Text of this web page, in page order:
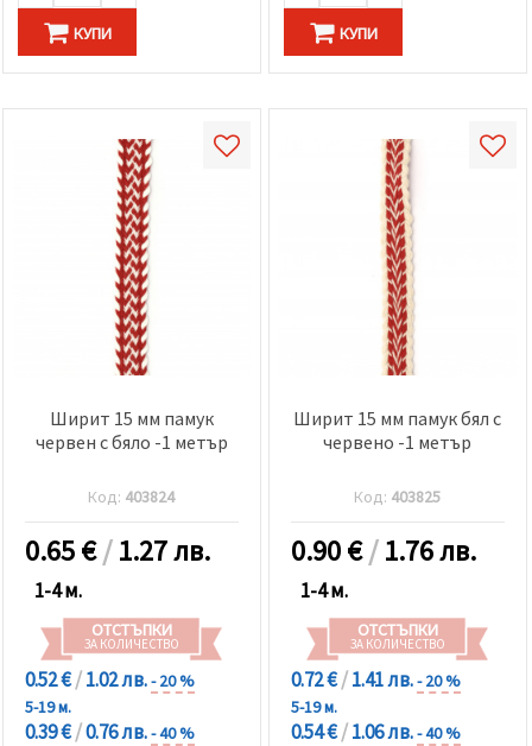
КУПИ КУПИ
Ширит 15 мм памук
червен с бяло -1 метър
Код: 403824
0.65€/1.27 лв.
1-4 м.
ОТСТЪПКИ
ЗА КОЛИЧЕСТВО
0.52 €/1.02 лв.- 20 %
5-19 м.
0.39 €/0.76 лв.- 40 %
Ширит 15 мм памук бял с
червено -1 метър
Код: 403825
0.90€/1.76 лв.
1-4 м.
ОТСТЪПКИ
ЗА КОЛИЧЕСТВО
0.72 €/1.41 лв.- 20 %
5-19 м.
0.54 €/1.06 лв.- 40 %